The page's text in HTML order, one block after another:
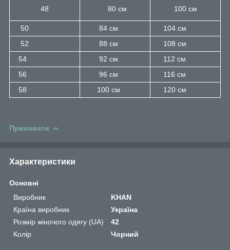
48 80 см 100 см
50 84 см
104 см
52
88 см
108 см
54
92 см
112 см
56
96 см
116 см
58
100 см 120 см
Приховати
Характеристики
Основні
Виробник
KHAN
Країна виробник
Україна
Розмір жіночого одягу (UA)
42
Колір
Чорний